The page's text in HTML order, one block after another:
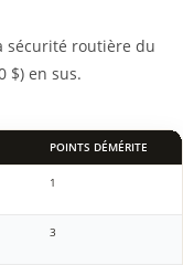
sécurité routière du
$) en sus.
POINTS DÉMÉRITE
1
3